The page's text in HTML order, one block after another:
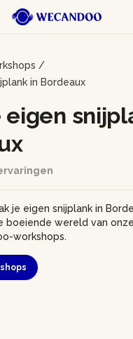
/
in Bordeaux
eigen
je eigen snijplank in
boeiende wereld van
workshops.